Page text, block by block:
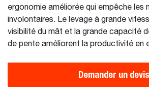
ergonomie améliorée qui empêche les
involontaires. Le levage à grande
visibilité du mât et la grande capacité
de pente améliorent la productivité en
Demander un devis